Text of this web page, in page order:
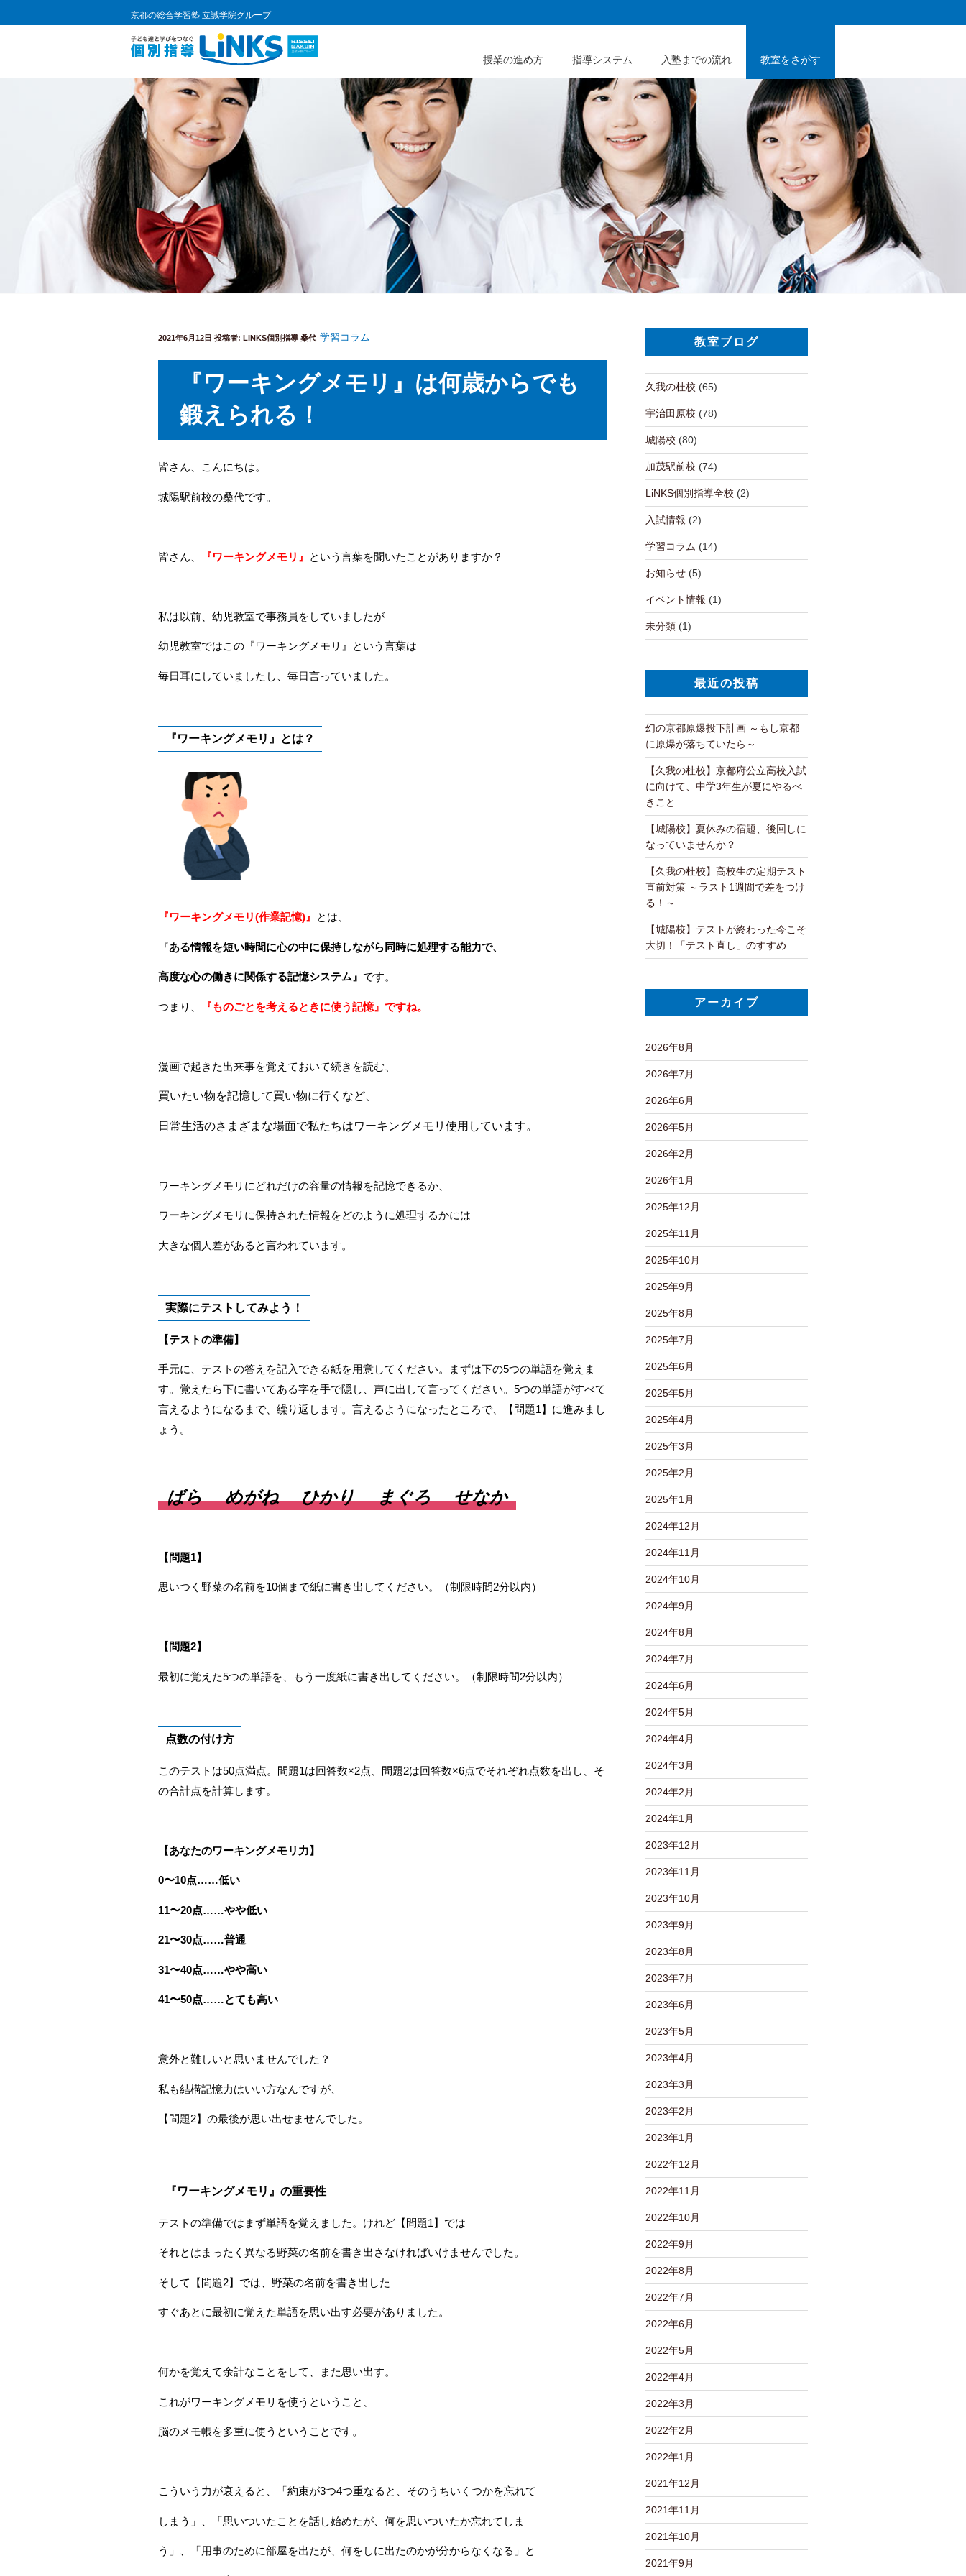
京都の総合学習塾 立誠学院グループ
授業の進め方 指導システム 入塾までの流れ 教室をさがす
投
日:
2021年6月12日 投稿者: LINKS個別指導 桑代 学習コラム
『ワーキングメモリ』は何歳からでも
鍛えられる！
皆さん、こんにちは。
城陽駅前校の桑代です。
皆さん、 『ワーキングメモリ』 という言葉を聞いたことがありますか？
私は以前、幼児教室で事務員をしていましたが
幼児教室ではこの『ワーキングメモリ』という言葉は
毎日耳にしていましたし、毎日言っていました。
『ワーキングメモリ』とは？
『ワーキングメモリ(作業記憶)』 とは、
『ある情報を短い時間に心の中に保持しながら 同時に処理する能力で、
高度な心の働きに関係する記憶システム』 です。
つまり、 『ものごとを考えるときに使う記憶』ですね。
漫画で起きた出来事を覚えておいて続きを読む
買いたい物を記憶して買い物に行く など、
日常生活のさまざまな場面で私たちはワーキングメモリ使用しています。
ワーキングメモリにどれだけの容量の情報を記憶できるか、
ワーキングメモリに保持された情報をどのように処理するかには
大きな個人差があると言われています。
実際にテストしてみよう！
【テストの準備】
手元に、テストの答えを記入できる紙を用意してください。まずは下の5つの単語を覚えま
す。覚えたら下に書いてある字を手で隠し、声に出して言ってください。5つの単語がすべて
言えるようになるまで、繰り返します。言えるようになったところで、【問題1】に進みまし
ょう。
ばらめがねひかりまぐろせなか
【問題1】
思いつく野菜の名前を10個まで紙に書き出してください。（制限時間2分以内）
【問題2】
最初に覚えた5つの単語を、もう一度紙に書き出してください。（制限時間2分以内）
点数の付け方
このテストは50点満点。問題1は回答数×2点、問題2は回答数×6点でそれぞれ点数を出し、そ
の合計点を計算します。
【あなたのワーキングメモリ力】
0〜10点……低い
11〜20点……やや低い
21〜30点……普通
31〜40点……やや高い
41〜50点……とても高い
意外と難しいと思いませんでした？
私も結構記憶力はいい方なんですが、
【問題2】の最後が思い出せませんでした。
『ワーキングメモリ』の重要性
テストの準備ではまず単語を覚えました。けれど【問題1】では
それとはまったく異なる野菜の名前を書き出さなければいけませんでした。
そして【問題2】では、野菜の名前を書き出した
すぐあとに最初に覚えた単語を思い出す必要がありました。
何かを覚えて余計なことをして、また思い出す。
これがワーキングメモリを使うということ、
脳のメモ帳を多重に使うということです。
こういう力が衰えると、「約束が3つ4つ重なると、そのうちいくつかを忘れて
しまう」、「思いついたことを話し始めたが、何を思いついたか忘れてしま
う」、「用事のために部屋を出たが、何をしに出たのかが分からなくなる」と
教室ブログ
久我の杜校 (65)
宇治田原校 (78)
城陽校 (80)
加茂駅前校 (74)
LiNKS個別指導全校 (2)
入試情報 (2)
学習コラム (14)
お知らせ (5)
イベント情報 (1)
未分類 (1)
最近の投稿
幻の京都原爆投下計画 ～もし京都
に原爆が落ちていたら～
【久我の杜校】京都府公立高校入試
に向けて、中学3年生が夏にやるべ
きこと
【城陽校】夏休みの宿題、後回しに
なっていませんか？
【久我の杜校】高校生の定期テスト
直前対策 ～ラスト1週間で差をつけ
る！～
【城陽校】テストが終わった今こそ
大切！「テスト直し」のすすめ
アーカイブ
2026年8月
2026年7月
2026年6月
2026年5月
2026年2月
2026年1月
2025年12月
2025年11月
2025年10月
2025年9月
2025年8月
2025年7月
2025年6月
2025年5月
2025年4月
2025年3月
2025年2月
2025年1月
2024年12月
2024年11月
2024年10月
2024年9月
2024年8月
2024年7月
2024年6月
2024年5月
2024年4月
2024年3月
2024年2月
2024年1月
2023年12月
2023年11月
2023年10月
2023年9月
2023年8月
2023年7月
2023年6月
2023年5月
2023年4月
2023年3月
2023年2月
2023年1月
2022年12月
2022年11月
2022年10月
2022年9月
2022年8月
2022年7月
2022年6月
2022年5月
2022年4月
2022年3月
2022年2月
2022年1月
2021年12月
2021年11月
2021年10月
2021年9月